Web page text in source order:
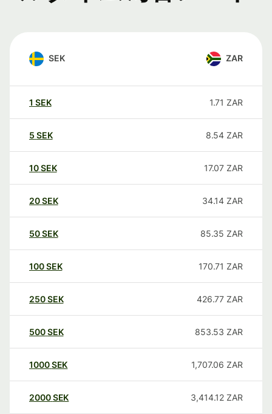
SEK ZAR
1 SEK 1.71 ZAR
5 SEK 8.54 ZAR
10SEK 17.07 ZAR
20SEK 34.14 ZAR
50SEK 85.35 ZAR
100SEK 170.71 ZAR
250SEK 426.77 ZAR
500SEK 853.53 ZAR
1000SEK 1,707.06 ZAR
2000SEK 3,414.12 ZAR